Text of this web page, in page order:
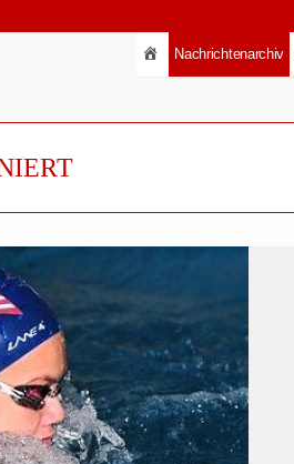
Nachrichtenarchiv